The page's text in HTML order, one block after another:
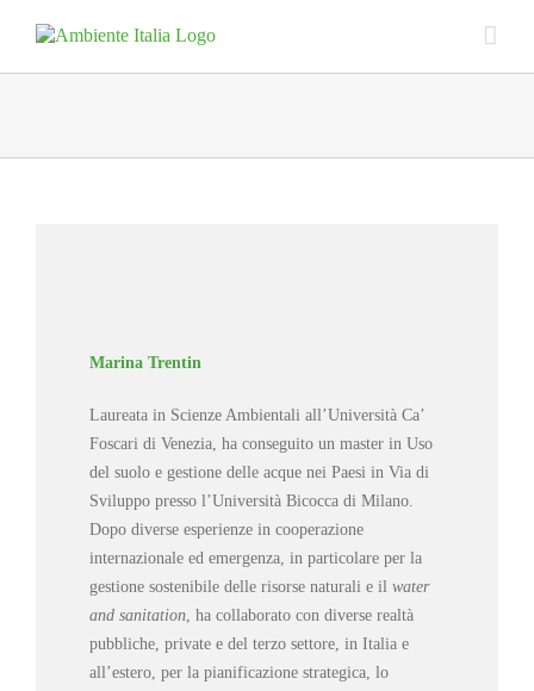
Marina Trentin
Laureata in Scienze Ambientali all’Università Ca’
Foscari di Venezia, ha conseguito un master in Uso
del suolo e gestione delle acque nei Paesi in Via di
Sviluppo presso l’Università Bicocca di Milano.
Dopo diverse esperienze in cooperazione
internazionale ed emergenza, in particolare per la
gestione sostenibile delle risorse naturali e il water
and sanitation, ha collaborato con diverse realtà
pubbliche, private e del terzo settore, in Italia e
all’estero, per la pianificazione strategica, lo